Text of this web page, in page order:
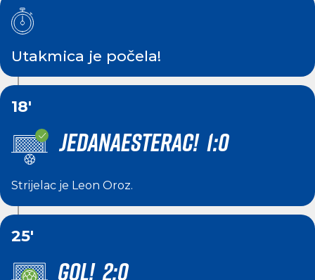
Utakmica je počela!
18'
JEDANAESTERAC! 1:0
Strijelac je Leon Oroz.
25'
GOL! 2:0